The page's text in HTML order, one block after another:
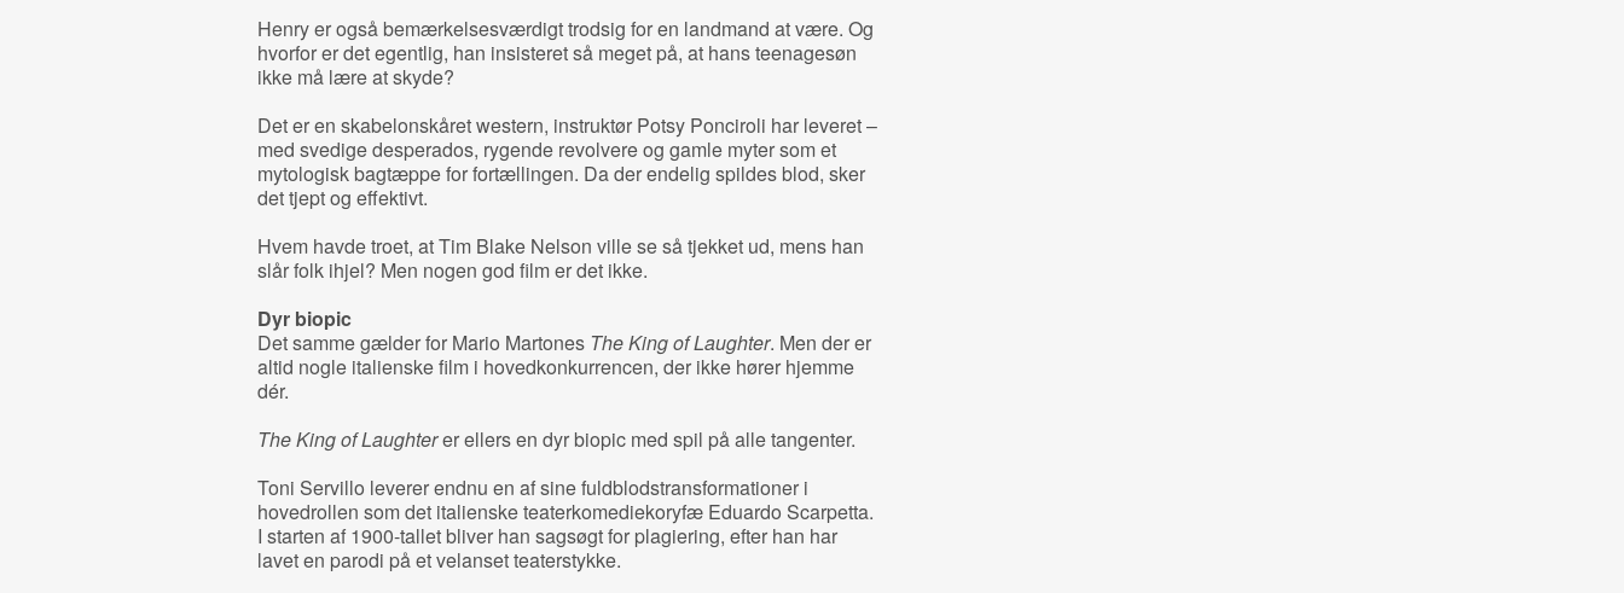
Henry er også bemærkelsesværdigt trodsig for en landmand at være. Og
hvorfor er det egentlig, han insisteret så meget på, at hans teenagesøn
ikke må lære at skyde?
Det er en skabelonskåret western, instruktør Potsy Ponciroli har leveret –
med svedige desperados, rygende revolvere og gamle myter som et
mytologisk bagtæppe for fortællingen. Da der endelig spildes blod, sker
det tjept og effektivt.
Hvem havde troet, at Tim Blake Nelson ville se så tjekket ud, mens han
slår folk ihjel? Men nogen god film er det ikke.
Dyr biopic
Det samme gælder for Mario Martones The King of Laughter. Men der er
altid nogle italienske film i hovedkonkurrencen, der ikke hører hjemme
dér.
The King of Laughterer ellers en dyr biopic med spil på alle tangenter.
Toni Servillo leverer endnu en af sine fuldblodstransformationer i
hovedrollen som det italienske teaterkomediekoryfæ Eduardo Scarpetta.
I starten af 1900-tallet bliver han sagsøgt for plagiering, efter han har
lavet en parodi på et velanset teaterstykke.